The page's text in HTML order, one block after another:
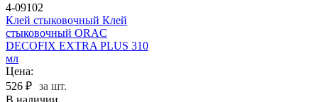
4-09102
Клей стыковочный Клей
стыковочный ORAC
DECOFIX EXTRA PLUS 310
мл
Цена:
526 ₽ за шт.
В наличии